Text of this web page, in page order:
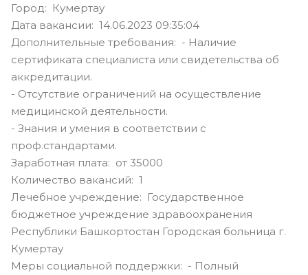
Город: Кумертау
Дата вакансии: 14.06.2023 09:35:04
Дополнительные требования: - Наличие
сертификата специалиста или свидетельства об
аккредитации.
- Отсутствие ограничений на осуществление
медицинской деятельности.
- Знания и умения в соответствии с
проф.стандартами.
Заработная плата: от 35000
Количество вакансий: 1
Лечебное учреждение: Государственное
бюджетное учреждение здравоохранения
Республики Башкортостан Городская больница г.
Кумертау
Меры социальной поддержки: - Полный